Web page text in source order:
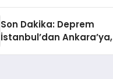
Son Dakika: Deprem
İstanbul’dan Ankara’ya,